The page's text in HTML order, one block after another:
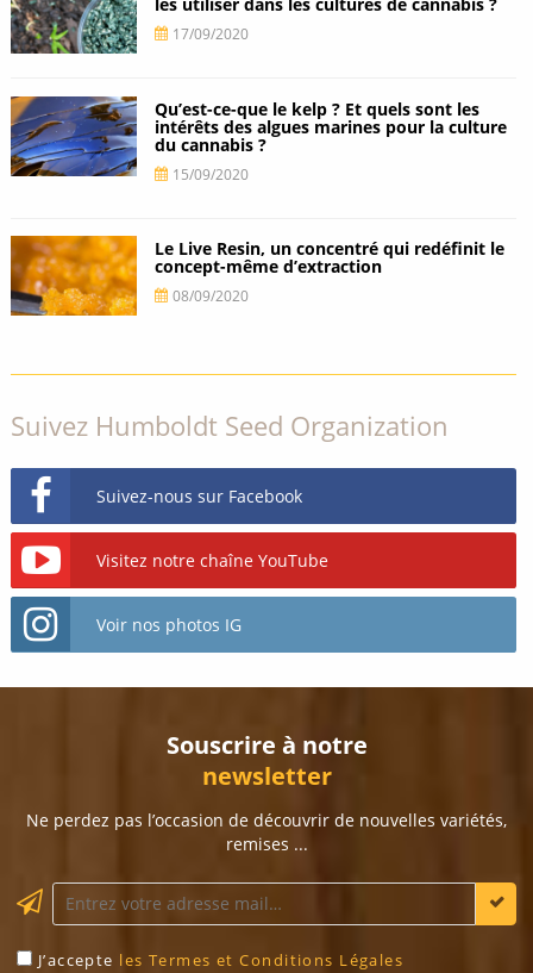
17/09/2020
Qu’est-ce-que le kelp ? Et quels sont les
intérêts des algues marines pour la culture
du cannabis ?
15/09/2020
Le Live Resin, un concentré qui redéfinit le
concept-même d’extraction
08/09/2020
Suivez Humboldt Seed Organization
Suivez-nous sur Facebook
Visitez notre chaîne YouTube
Voir nos photos IG
Souscrire à notre
newsletter
Ne perdez pas l’occasion de découvrir de nouvelles variétés,
remises ...
J’accepte les Termes et Conditions Légales